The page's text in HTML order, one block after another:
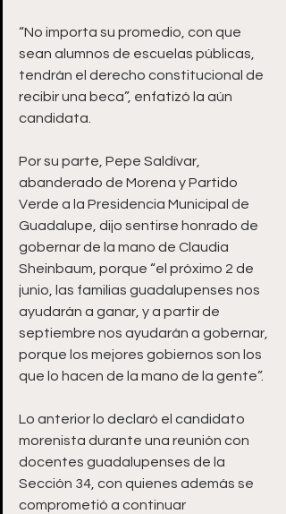
“No importa su promedio, con que
sean alumnos de escuelas públicas,
tendrán el derecho constitucional de
recibir una beca”, enfatizó la aún
candidata.
Por su parte, Pepe Saldívar,
abanderado de Morena y Partido
Verde a la Presidencia Municipal de
Guadalupe, dijo sentirse honrado de
gobernar de la mano de Claudia
Sheinbaum, porque “el próximo 2 de
junio, las familias guadalupenses nos
ayudarán a ganar, y a partir de
septiembre nos ayudarán a gobernar,
porque los mejores gobiernos son los
que lo hacen de la mano de la gente”.
Lo anterior lo declaró el candidato
morenista durante una reunión con
docentes guadalupenses de la
Sección 34, con quienes además se
comprometió a continuar